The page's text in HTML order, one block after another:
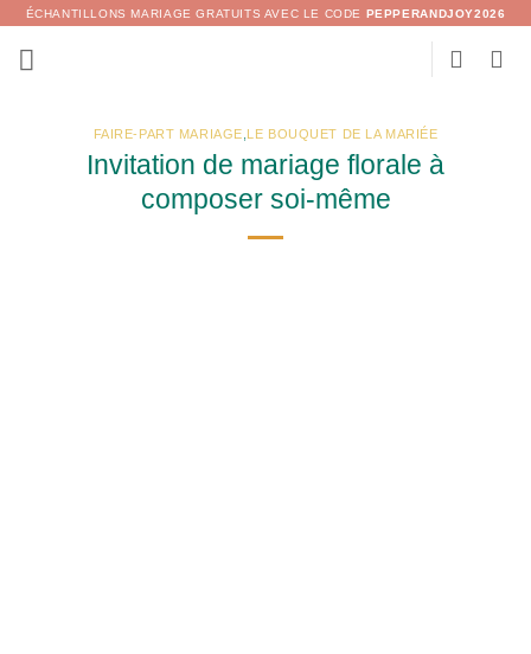
Passer
contenu
ÉCHANTILLONS MARIAGE GRATUITS AVEC LE CODE PEPPERANDJOY2026
FAIRE-PART MARIAGE LE BOUQUET DE LA MARIÉE
Invitation de mariage florale à
composer soi-même